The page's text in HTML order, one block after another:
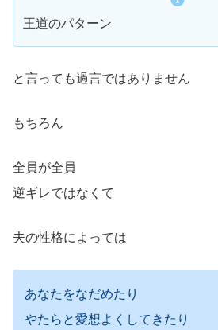
王道のパターン
と言っても過言ではありません
もちろん
全員が全員
逆ギレではなくて
夫の性格によっては
あなたをなだめたり
やたらと愛想よくしてきたり